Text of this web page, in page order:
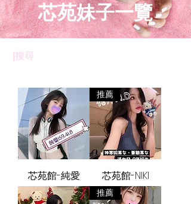
芯苑妹子一覽
搜尋
芯苑館-純愛
推薦
芯苑館-NIKI
推薦